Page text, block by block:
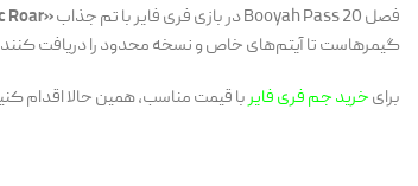
فصل 20 Booyah Pass در بازی فری فایر با تم جذاب «Majestic Roar»
گیمرهاست تا آیتم‌های خاص و نسخه محدود را دریافت کنند.
برایخرید جم فری فایربا قیمت مناسب، همین حالا اقدام